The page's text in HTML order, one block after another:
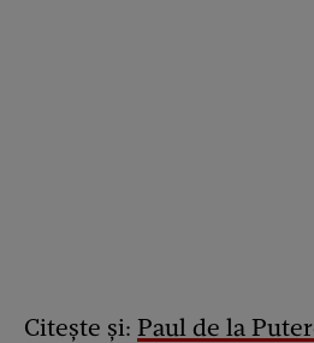
Citește și: Paul de la